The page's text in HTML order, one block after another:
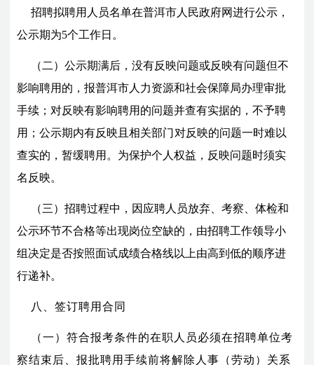
招聘拟聘用人员名单在普洱市人民政府网进行公示，
公示期为5个工作日。
（二）公示期满后，没有反映问题或反映有问题但不
影响聘用的，报普洱市人力资源和社会保障局办理审批
手续；对反映有影响聘用的问题并查有实据的，不予聘
用；公示期内有反映且相关部门 对反映的问题一时难以
查实的，暂缓聘用。为保护个人权益，反映问题时须实
名反映。
（三）招聘过程中，因应聘人员放弃、考察、体检和
公示环节不合格等出现岗位空缺的，由招聘工作领导小
组决定是否按照面试成绩合格线以上由高到低的顺序进
行递补。
八、签订聘用合同
（一）符合报考条件的在职人员必须在招聘单位考
察结束后、报批聘用手续前将解除人事（劳动）关系